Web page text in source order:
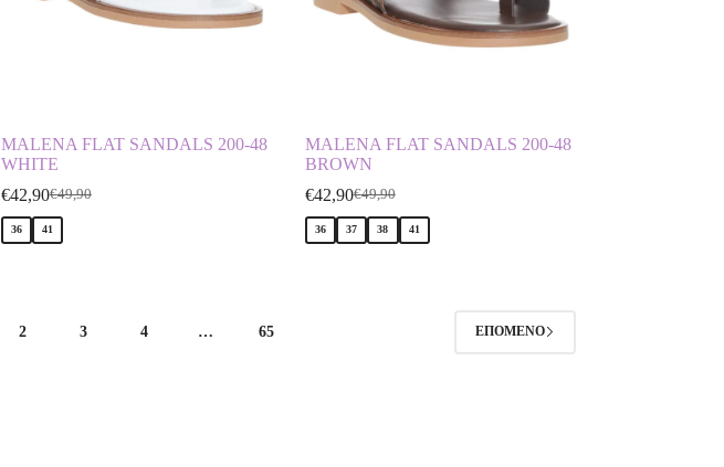
MALENA FLAT SANDALS 200-48
WHITE
€49,90
€42,90
36 41
MALENA FLAT SANDALS 200-48
BROWN
€49,90
€42,90
36 37 38 41
2 3 4 … 65 ΕΠΌΜΕΝΟ